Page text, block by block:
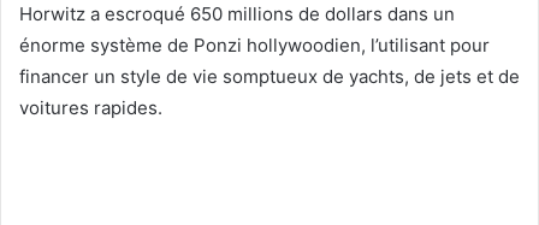
Horwitz a escroqué 650 millions de dollars dans un
énorme système de Ponzi hollywoodien, l’utilisant pour
financer un style de vie somptueux de yachts, de jets et de
voitures rapides.